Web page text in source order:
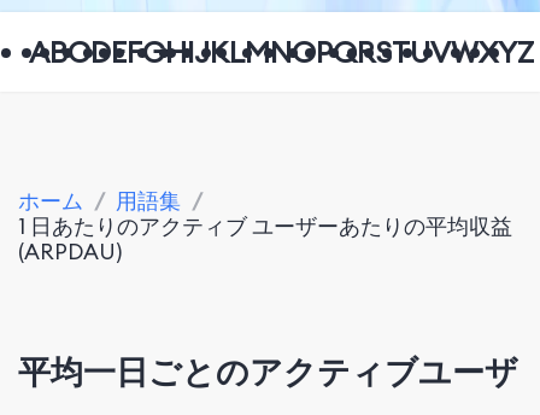
ABCDEFGHIJKLMNOPQRSTUVWXYZ
ホーム / 用語集 /
1 日あたりのアクティブ ユーザーあたりの平均収益
(ARPDAU)
平均一日ごとのアクティブユーザ